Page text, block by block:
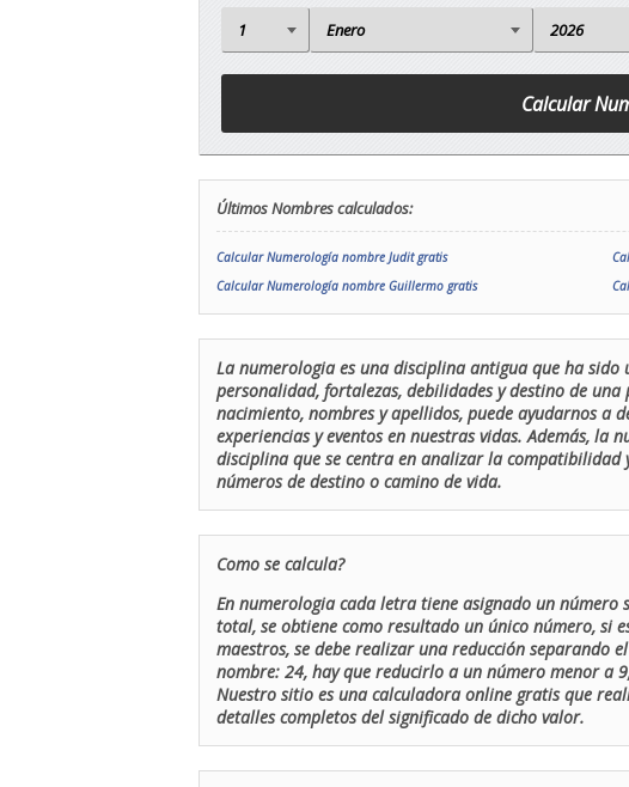
Últimos Nombres calculados:
Calcular Numerología nombre Judit gratis
Calcular Numerología nombre Guillermo gratis
La numerologia es una disciplina antigua que ha
personalidad, fortalezas, debilidades y destino de
nacimiento, nombres y apellidos, puede ayudarnos a
experiencias y eventos en nuestras vidas. Además, la
disciplina que se centra en analizar la compatibilidad
números de destino o camino de vida.
Como se calcula?
En numerologia cada letra tiene asignado un número
total, se obtiene como resultado un único número, si
maestros, se debe realizar una reducción separando
nombre: 24, hay que reducirlo a un número menor a
Nuestro sitio es una calculadora online gratis que
detalles completos del significado de dicho valor.